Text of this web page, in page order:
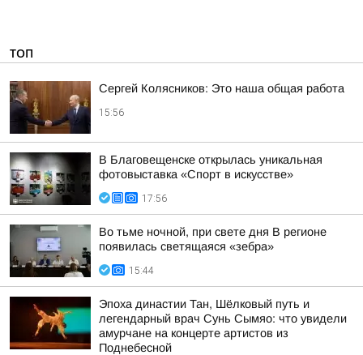
ТОП
Сергей Колясников: Это наша общая работа
15:56
В Благовещенске открылась уникальная
фотовыставка «Спорт в искусстве»
17:56
Во тьме ночной, при свете дня В регионе
появилась светящаяся «зебра»
15:44
Эпоха династии Тан, Шёлковый путь и
легендарный врач Сунь Сымяо: что увидели
амурчане на концерте артистов из
Поднебесной